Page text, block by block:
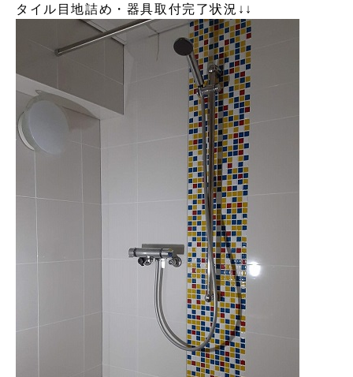
タイル目地詰め・器具取付完了状況↓↓